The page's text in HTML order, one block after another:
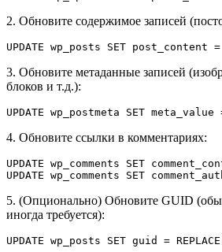
2. Обновите содержимое записей
3. Обновите метаданные записей
блоков и т.д.):
4. Обновите ссылки в комментариях:
UPDATE wp_comments SET
5. (Опционально) Обновите GUID
иногда требуется):